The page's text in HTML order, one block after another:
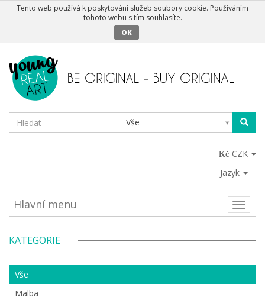
Tento web používá k poskytování služeb soubory cookie. Používáním
tohoto webu s tím souhlasíte.
OK
Vše
CZK
Jazyk
Toggle
Hlavní menu
KATEGORIE
Vše
Malba